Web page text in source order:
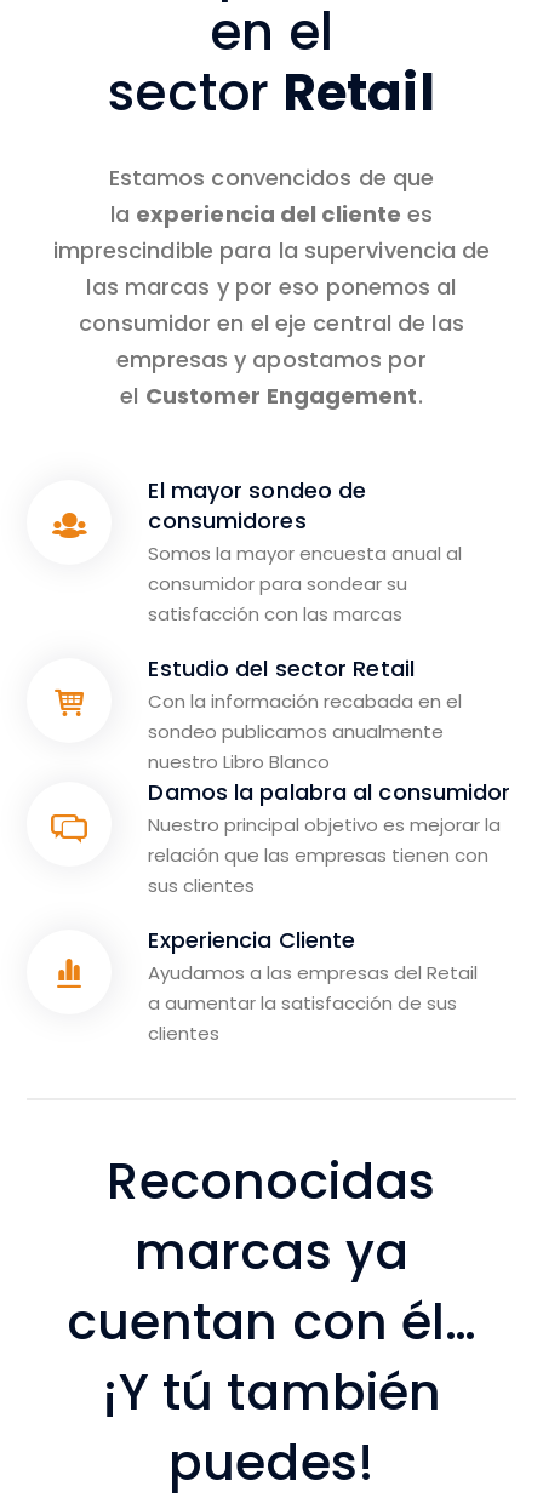
en el
sector Retail
Estamos convencidos de que
la experiencia del cliente es
imprescindible para la supervivencia de
las marcas y por eso ponemos al
consumidor en el eje central de las
empresas y apostamos por
el Customer Engagement.
El mayor sondeo de
consumidores
Somos la mayor encuesta anual al
consumidor para sondear su
satisfacción con las marcas
Estudio del sector Retail
Con la información recabada en el
sondeo publicamos anualmente
nuestro Libro Blanco
Damos la palabra al consumidor
Nuestro principal objetivo es mejorar la
relación que las empresas tienen con
sus clientes
Experiencia Cliente
Ayudamos a las empresas del Retail
aaumentar la satisfacción de sus
clientes
Reconocidas
marcas ya
cuentan con él…
¡Y tú también
puedes!